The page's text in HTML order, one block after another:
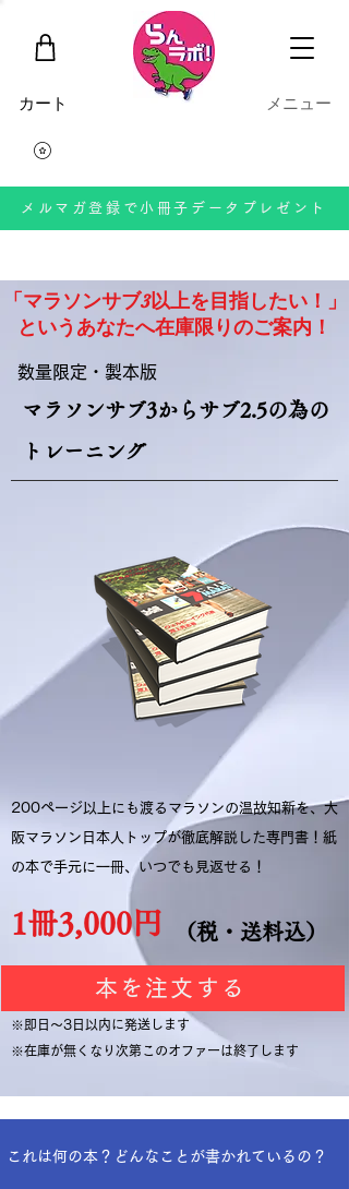
​カート ​メニュー
メルマガ登録で小冊子データプレゼント
「マラソンサブ3以上を目指したい！」
というあなたへ在庫限りのご案内！
数量限定・製本版
マラソンサブ3からサブ2.5の為の
トレーニング
200ページ以上にも渡るマラソンの温故知新を、大
阪マラソン日本人トップが徹底解説した専門書！紙
の本で手元に一冊、いつでも見返せる！
1冊3,000円 ​（税・送料込）
本を注文する
​※即日～3日以内に発送します
​※在庫が無くなり次第このオファーは終了します
これは何の本？どんなことが書かれているの？